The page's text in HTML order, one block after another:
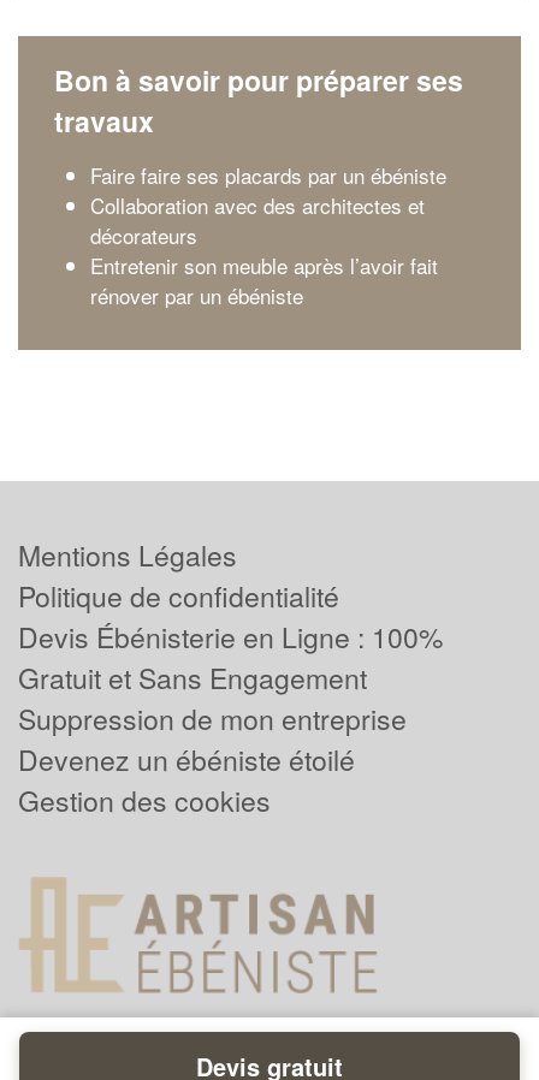
Bon à savoir pour préparer ses
travaux
Faire faire ses placards par un ébéniste
Collaboration avec des architectes et
décorateurs
Entretenir son meuble après l’avoir fait
rénover par un ébéniste
Mentions Légales
Politique de confidentialité
Devis Ébénisterie en Ligne : 100%
Gratuit et Sans Engagement
Suppression de mon entreprise
Devenez un ébéniste étoilé
Gestion des cookies
Devis gratuit